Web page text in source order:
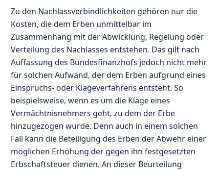
Zu den Nachlassverbindlichkeiten gehören nur die
Kosten, die dem Erben unmittelbar im
Zusammenhang mit der Abwicklung, Regelung oder
Verteilung des Nachlasses entstehen. Das gilt nach
Auffassung des Bundesfinanzhofs jedoch nicht mehr
für solchen Aufwand, der dem Erben aufgrund eines
Einspruchs- oder Klageverfahrens entsteht. So
beispielsweise, wenn es um die Klage eines
Vermächtnisnehmers geht, zu dem der Erbe
hinzugezogen wurde. Denn auch in einem solchen
Fall kann die Beteiligung des Erben der Abwehr einer
möglichen Erhöhung der gegen ihn festgesetzten
Erbschaftsteuer dienen. An dieser Beurteilung